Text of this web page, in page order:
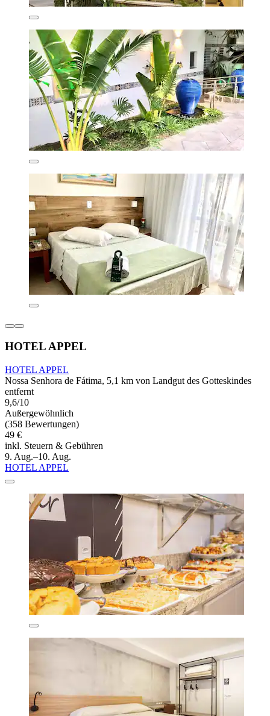
HOTEL APPEL
HOTEL APPEL
Nossa Senhora de Fátima, 5,1 km von Landgut des Gotteskindes
entfernt
9,6/10
Außergewöhnlich
(358 Bewertungen)
49 €
inkl. Steuern & Gebühren
9. Aug.–10. Aug.
HOTEL APPEL